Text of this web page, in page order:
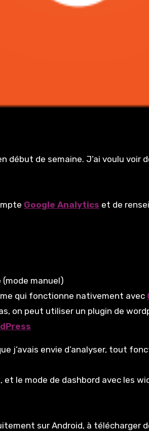
début de semaine. J’ai voulu voir
Google Analytics et de
manuel)
qui fonctionne nativement avec
on peut utiliser un plugin de
j’avais envie d’analyser, tout
et le mode de dashbord avec les
sur Android, à télécharger